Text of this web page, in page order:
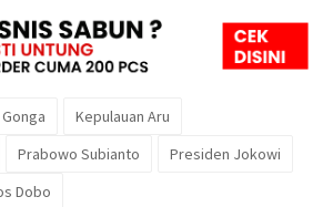
Kepulauan Aru
Prabowo Subianto
Presiden Jokowi
Dobo